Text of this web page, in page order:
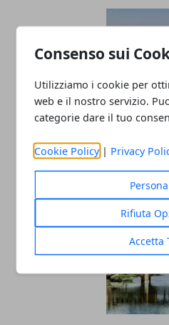
Consenso sui
Utilizziamo i cookie per
web e il nostro servizio.
categorie dare il tuo
Cookie Policy | Privacy
Rifiuta
Accetta
caratteristici